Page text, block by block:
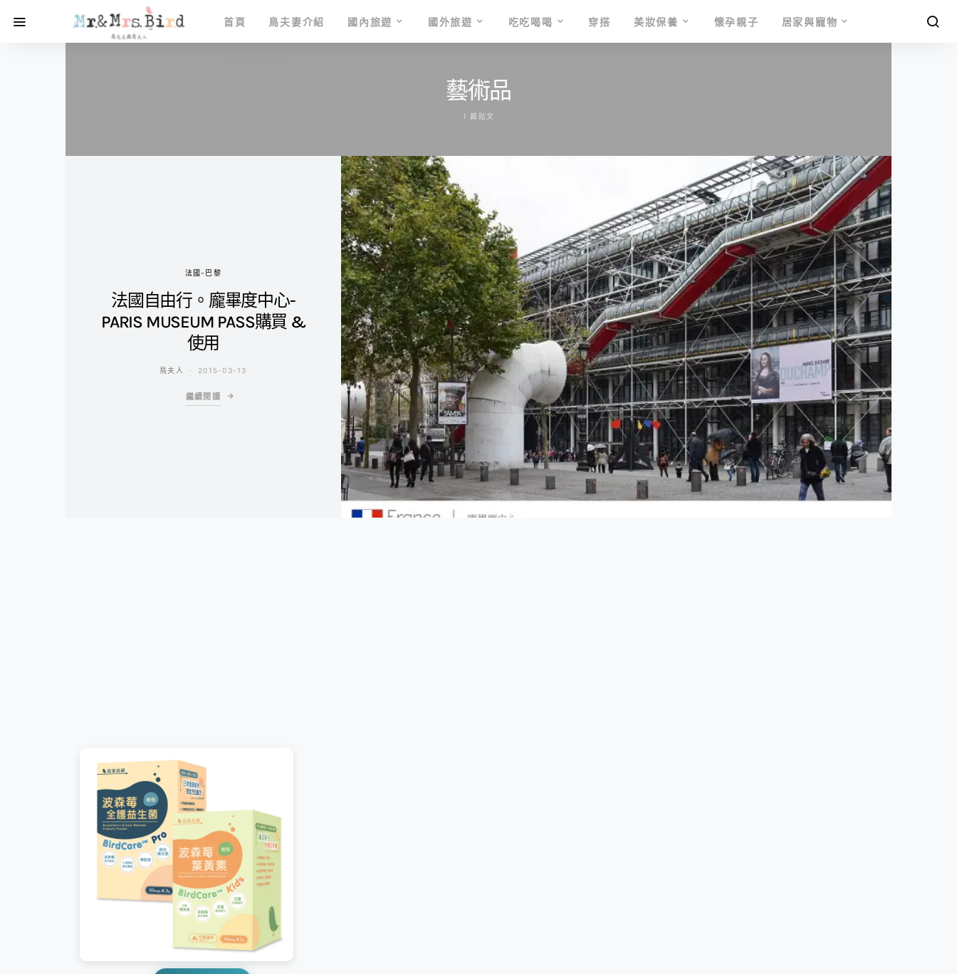
首頁 鳥夫妻介紹 國內旅遊 國外旅遊 吃吃喝喝 穿搭 美妝保養 懷孕親子 居家與寵物
藝術品
1 篇貼文
法國-巴黎
法國自由行。龐畢度中心-
PARIS MUSEUM PASS購買 &
使用
鳥夫人 2015-03-13
繼續閱讀